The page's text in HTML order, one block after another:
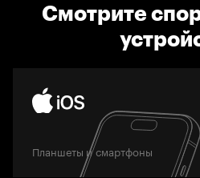
Смотрите
Планшеты и смартфоны